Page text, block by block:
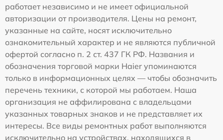
работает независимо и не имеет официальной
авторизации от производителя. Цены на ремонт,
указанные на сайте, носят исключительно
ознакомительный характер и не являются публичной
офертой согласно п. 2 ст. 437 ГК РФ. Названия и
обозначения торговой марки Haier упоминаются
только в информационных целях — чтобы обозначить
перечень техники, с которой мы работаем. Наша
организация не аффилирована с владельцами
указанных товарных знаков и не представляет их
интересы. Все виды ремонтных работ выполняются
исключительно на устройствах, находящихся в